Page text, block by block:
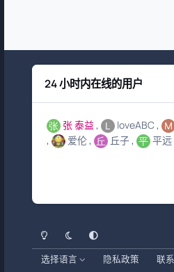
24 小时内在线的用户
张 泰益 loveABC
爱伦
丘子 平远
浅色模式黑暗模式系统偏好
选择语言 隐私政策 联